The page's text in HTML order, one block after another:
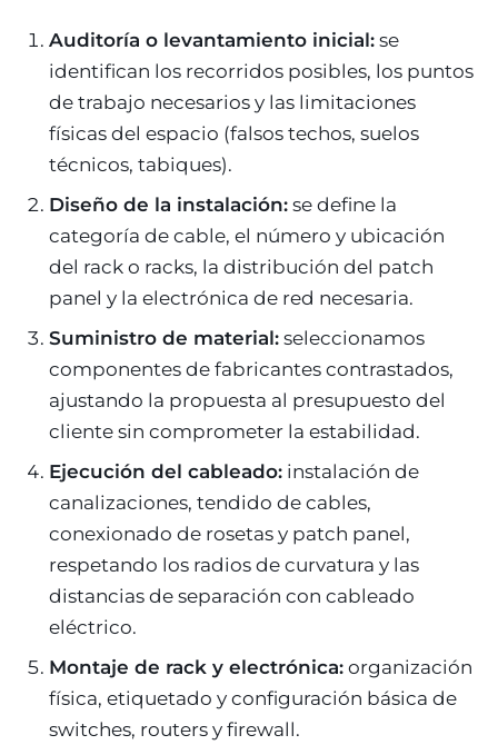
Auditoría o levantamiento inicial: se
identifican los recorridos posibles, los puntos
de trabajo necesarios y las limitaciones
físicas del espacio (falsos techos, suelos
técnicos, tabiques).
Diseño de la instalación: se define la
categoría de cable, el número y ubicación
del rack o racks, la distribución del patch
panel y la electrónica de red necesaria.
Suministro de material: seleccionamos
componentes de fabricantes contrastados,
ajustando la propuesta al presupuesto del
cliente sin comprometer la estabilidad.
Ejecución del cableado: instalación de
canalizaciones, tendido de cables,
conexionado de rosetas y patch panel,
respetando los radios de curvatura y las
distancias de separación con cableado
eléctrico.
Montaje de rack y electrónica: organización
física, etiquetado y configuración básica de
switches, routers y firewall.